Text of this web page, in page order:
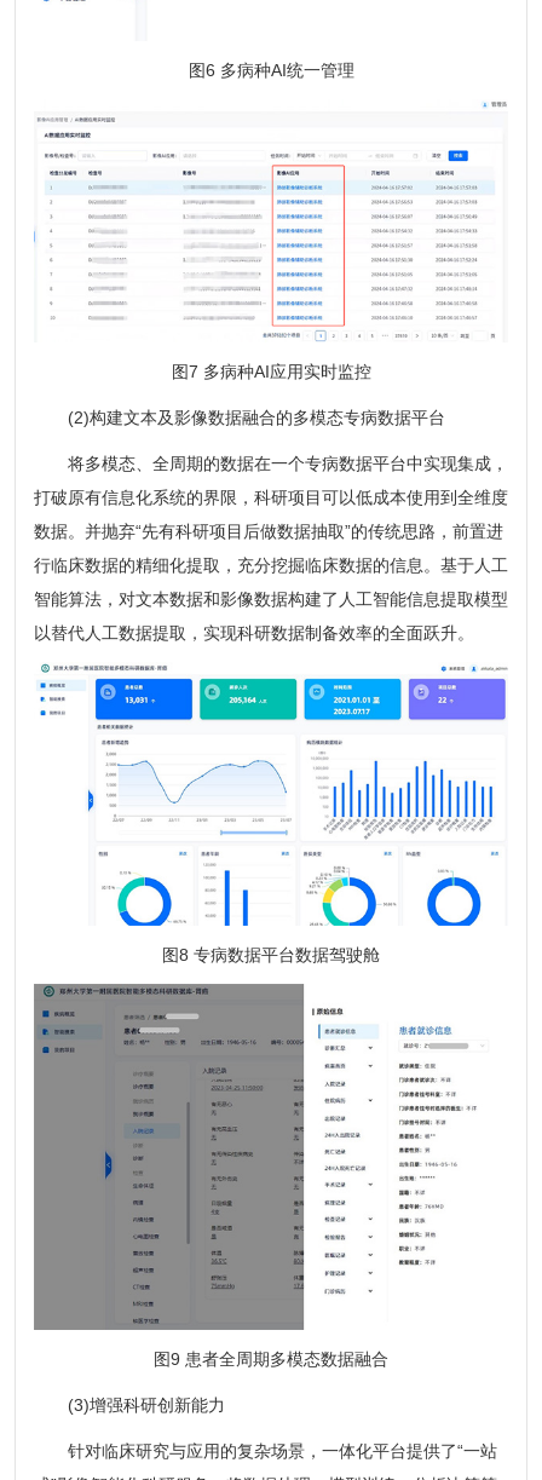
图6 多病种AI统一管理
图7 多病种AI应用实时监控
(2)构建文本及影像数据融合的多模态专病数据平台
将多模态、全周期的数据在一个专病数据平台中实现集成，
打破原有信息化系统的界限，科研项目可以低成本使用到全维度
数据。并抛弃“先有科研项目后做数据抽取”的传统思路，前置进
行临床数据的精细化提取，充分挖掘临床数据的信息。基于人工
智能算法，对文本数据和影像数据构建了人工智能信息提取模型
以替代人工数据提取，实现科研数据制备效率的全面跃升。
图8 专病数据平台数据驾驶舱
图9 患者全周期多模态数据融合
(3)增强科研创新能力
针对临床研究与应用的复杂场景，一体化平台提供了“一站